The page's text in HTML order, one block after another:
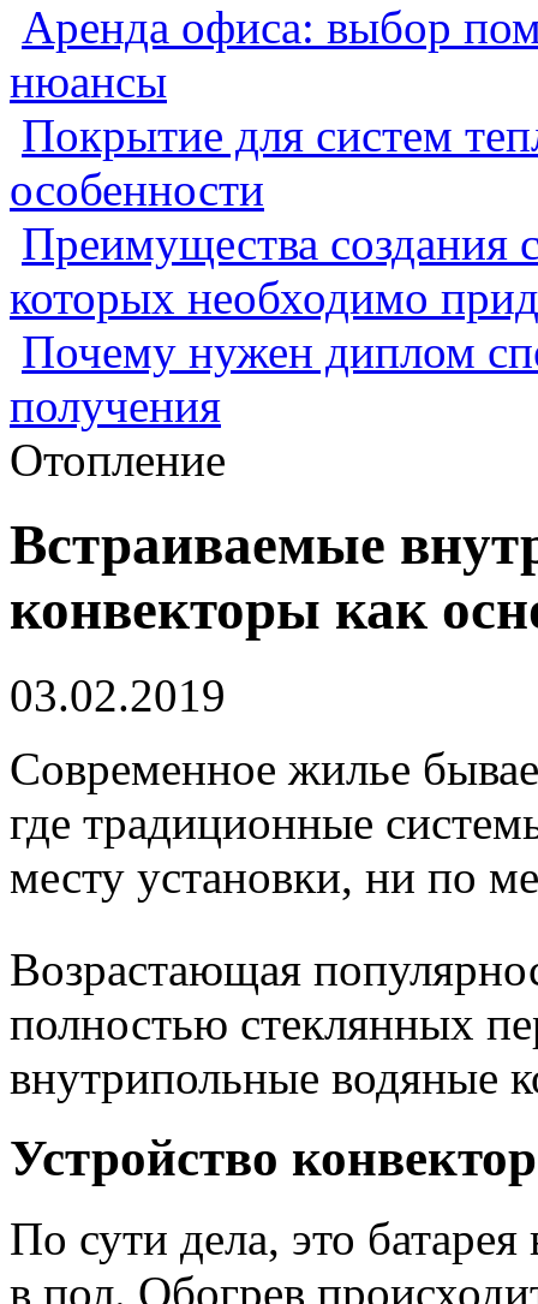
Аренда офиса: выбор
нюансы
Покрытие для систем
особенности
Преимущества создания
которых необходимо
Почему нужен диплом
получения
Отопление
Встраиваемые
конвекторы как
03.02.2019
Современное жилье
где традиционные
месту установки, ни по
Возрастающая
полностью стеклянных
внутрипольные водяные
Устройство
По сути дела, это
в пол. Обогрев